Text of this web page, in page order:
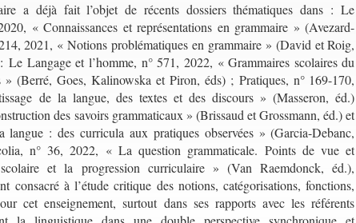
a déjà fait l’objet de récents dossiers thématiques dans : Le
« Connaissances et représentations en grammaire » (Avezard-
2021, « Notions problématiques en grammaire » (David et Roig,
Le Langage et l’homme, n° 571, 2022, « Grammaires scolaires du
» (Berré, Goes, Kalinowska et Piron, éds) ; Pratiques, n° 169-170,
de la langue, des textes et des discours » (Masseron, éd.)
des savoirs grammaticaux » (Brissaud et Grossmann, éd.) et
: des curricula aux pratiques observées » (Garcia-Debanc,
n° 36, 2022, « La question grammaticale. Points de vue et
et la progression curriculaire » (Van Raemdonck, éd.),
consacré à l’étude critique des notions, catégorisations, fonctions,
cet enseignement, surtout dans ses rapports avec les référents